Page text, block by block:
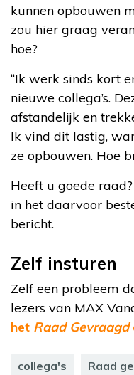
kunnen opbouwen
zou hier graag
hoe?
“Ik werk sinds kort
nieuwe collega’s.
afstandelijk en
Ik vind dit lastig,
ze opbouwen. Hoe
Heeft u goede
in het daarvoor
bericht.
Zelf insturen
Zelf een probleem
lezers van MAX
het Raad Gevraagd
collega's Raad